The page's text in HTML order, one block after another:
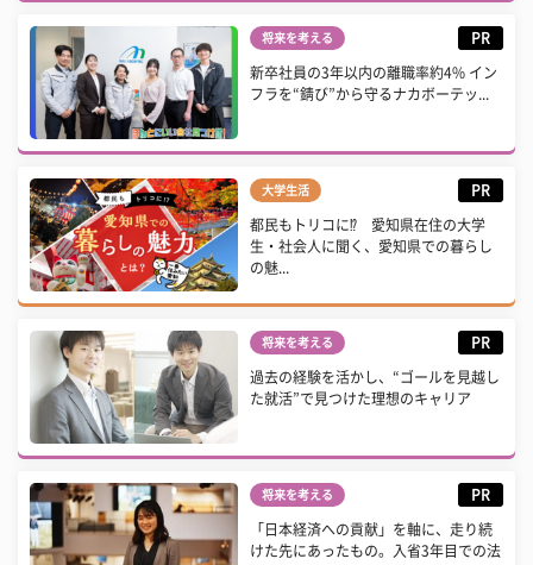
将来を考える PR
新卒社員の3年以内の離職率約4% イン
フラを“錆び”から守るナカボーテッ...
大学生活 PR
都民もトリコに⁉ 愛知県在住の大学
生・社会人に聞く、愛知県での暮らし
の魅...
将来を考える PR
過去の経験を活かし、“ゴールを見越し
た就活”で見つけた理想のキャリア
将来を考える PR
「日本経済への貢献」を軸に、走り続
けた先にあったもの。入省3年目での法